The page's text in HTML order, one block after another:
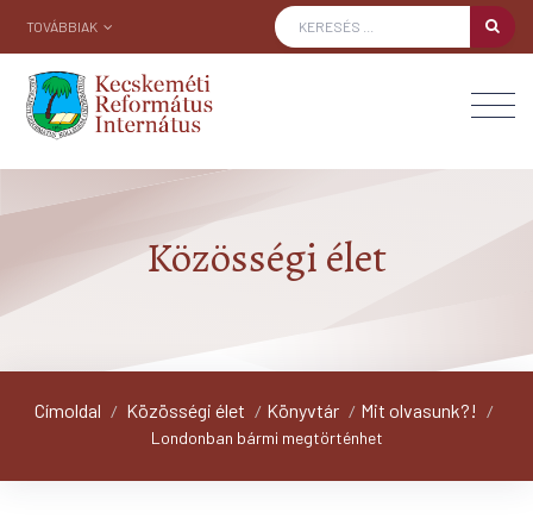
TOVÁBBIAK
Közösségi élet
Címoldal / Közösségi élet / Könyvtár / Mit olvasunk?! /
Londonban bármi megtörténhet